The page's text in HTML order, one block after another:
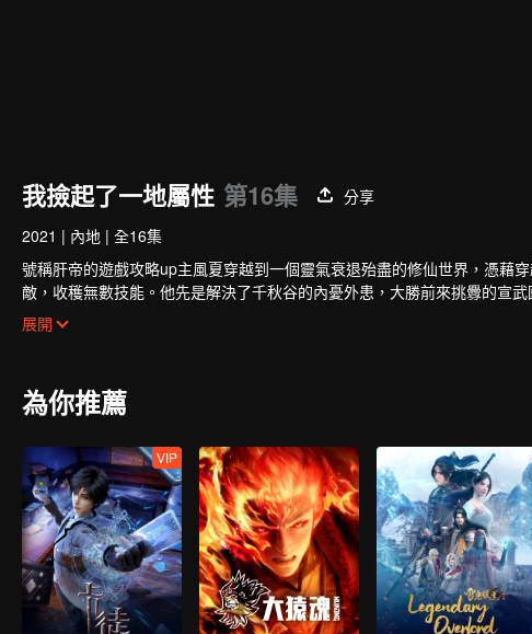
我撿起了一地屬性 第16集
分享
2021 | 內地 | 全16集
號稱肝帝的遊戲攻略up主風夏穿越到一個靈氣衰退殆盡的修仙世界，憑藉
敵，收穫無數技能。他先是解決了千秋谷的內憂外患，大勝前來挑釁的宣
免於妖族的迫害，並復甦了玄元世界的天地靈氣；玄元世界靈氣復甦後，
祖攜手弒神，守護住了世界和平；但塵海老祖卻因此不幸身逝，為找到使
展開
為你推薦
VIP